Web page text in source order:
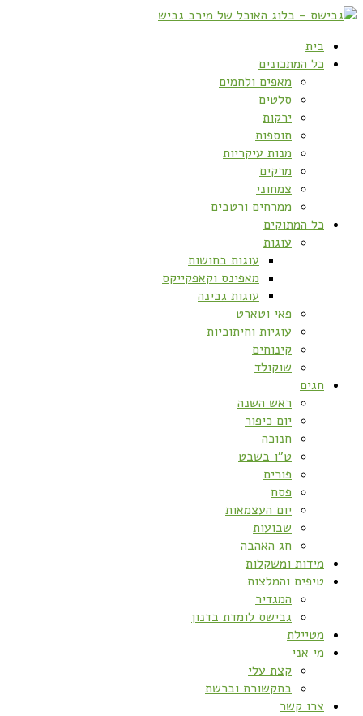
בית
כל המתכונים
מאפים ולחמים
סלטים
ירקות
תוספות
מנות עיקריות
מרקים
צמחוני
ממרחים ורטבים
כל המתוקים
עוגות
עוגות בחושות
מאפינס וקאפקייקס
עוגות גבינה
פאי וטארט
עוגיות וחיתוכיות
קינוחים
שוקולד
חגים
ראש השנה
יום כיפור
חנוכה
ט”ו בשבט
פורים
פסח
יום העצמאות
שבועות
חג האהבה
מידות ומשקלות
טיפים והמלצות
המגדיר
גבישס לומדת בדנון
מטיילת
מי אני
קצת עלי
בתקשורת וברשת
צרו קשר